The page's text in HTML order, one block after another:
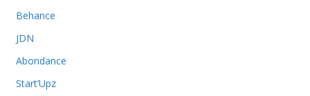
Behance
JDN
Abondance
Start’Upz